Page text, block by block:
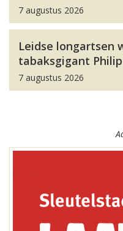
7 augustus 2026
Leidse longartsen
tabaksgigant
7 augustus 2026